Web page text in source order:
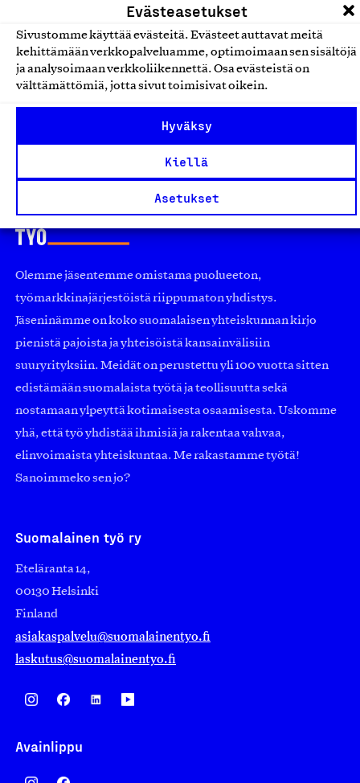
Evästeasetukset
Sivustomme käyttää evästeitä. Evästeet auttavat meitä
kehittämään verkkopalveluamme, optimoimaan sen sisältöjä
ja analysoimaan verkkoliikennettä. Osa evästeistä on
välttämättömiä, jotta sivut toimisivat oikein.
Hyväksy
Kiellä
Asetukset
Kortit, kalenterit ja julisteet
ND Nordic Design korttisarja
ND Nordic Design, Tuote
Olemme jäsentemme omistama puolueeton,
työmarkkinajärjestöistä riippumaton yhdistys.
Jäseninämme on koko suomalaisen yhteiskunnan kirjo
pienistä pajoista ja yhteisöistä kansainvälisiin
suuryrityksiin. Meidät on perustettu yli 100 vuotta sitten
edistämään suomalaista työtä ja teollisuutta sekä
nostamaan ylpeyttä kotimaisesta osaamisesta. Uskomme
yhä, että työ yhdistää ihmisiä ja rakentaa vahvaa,
elinvoimaista yhteiskuntaa. Me rakastamme työtä!
Sanoimmeko sen jo?
Suomalainen työ ry
Eteläranta 14,
00130 Helsinki
Finland
asiakaspalvelu@suomalainentyo.fi
laskutus@suomalainentyo.fi
Avainlippu